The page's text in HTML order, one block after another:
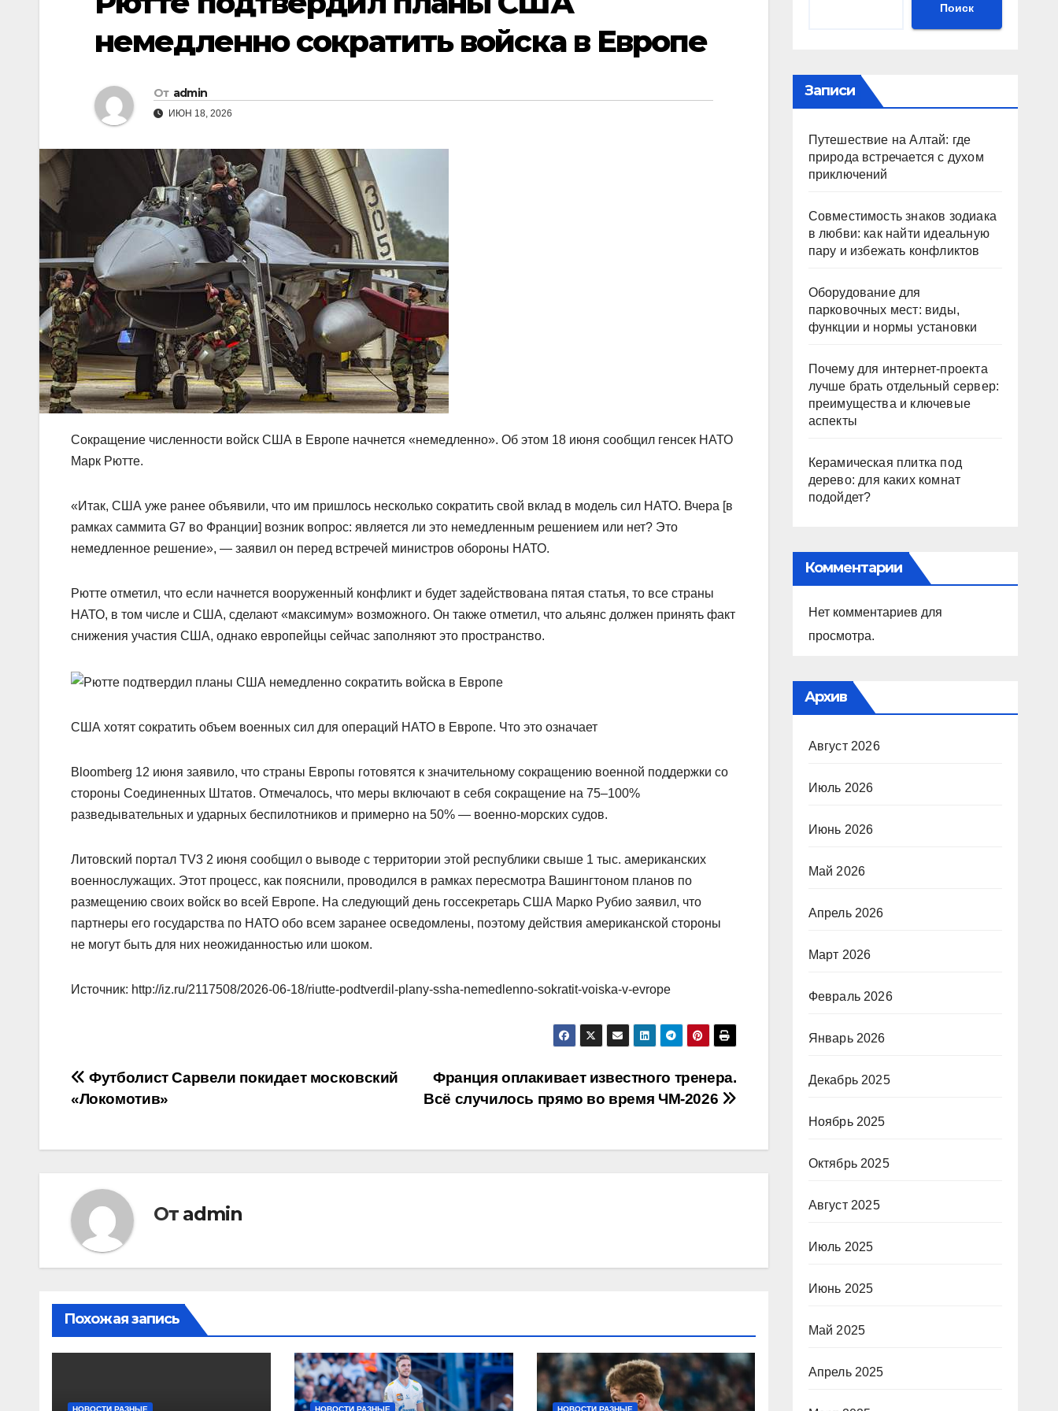
немедленно сократить войска в Европе
От admin
ИЮН 18, 2026
Сокращение численности войск США в Европе начнется «немедленно». Об этом 18 июня сообщил генсек НАТО
Марк Рютте.
«Итак, США уже ранее объявили, что им пришлось несколько сократить свой вклад в модель сил НАТО. Вчера [в
рамках саммита G7 во Франции] возник вопрос: является ли это немедленным решением или нет? Это
немедленное решение», — заявил он перед встречей министров обороны НАТО.
Рютте отметил, что если начнется вооруженный конфликт и будет задействована пятая статья, то все страны
НАТО, в том числе и США, сделают «максимум» возможного. Он также отметил, что альянс должен принять факт
снижения участия США, однако европейцы сейчас заполняют это пространство.
США хотят сократить объем военных сил для операций НАТО в Европе. Что это означает
Bloomberg 12 июня заявило, что страны Европы готовятся к значительному сокращению военной поддержки со
стороны Соединенных Штатов. Отмечалось, что меры включают в себя сокращение на 75–100%
разведывательных и ударных беспилотников и примерно на 50% — военно-морских судов.
Литовский портал TV3 2 июня сообщил о выводе с территории этой республики свыше 1 тыс. американских
военнослужащих. Этот процесс, как пояснили, проводился в рамках пересмотра Вашингтоном планов по
размещению своих войск во всей Европе. На следующий день госсекретарь США Марко Рубио заявил, что
партнеры его государства по НАТО обо всем заранее осведомлены, поэтому действия американской стороны
не могут быть для них неожиданностью или шоком.
Источник: http://iz.ru/2117508/2026-06-18/riutte-podtverdil-plany-ssha-nemedlenno-sokratit-voiska-v-evrope
Навигация
записям
Франция оплакивает известного тренера.
Всё случилось прямо во время ЧМ-2026
Футболист Сарвели покидает московский
«Локомотив»
От admin
Похожая запись
НОВОСТИ РАЗНЫЕ НОВОСТИ РАЗНЫЕ НОВОСТИ РАЗНЫЕ
Поиск
Записи
Путешествие на Алтай: где
природа встречается с духом
приключений
Совместимость знаков зодиака
в любви: как найти идеальную
пару и избежать конфликтов
Оборудование для
парковочных мест: виды,
функции и нормы установки
Почему для интернет-проекта
лучше брать отдельный сервер:
преимущества и ключевые
аспекты
Керамическая плитка под
дерево: для каких комнат
подойдет?
Комментарии
Нет комментариев для
просмотра.
Архив
Август 2026
Июль 2026
Июнь 2026
Май 2026
Апрель 2026
Март 2026
Февраль 2026
Январь 2026
Декабрь 2025
Ноябрь 2025
Октябрь 2025
Август 2025
Июль 2025
Июнь 2025
Май 2025
Апрель 2025